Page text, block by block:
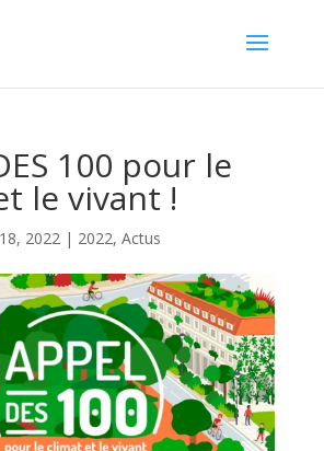
100 pour le
le vivant !
2022| 2022, Actus